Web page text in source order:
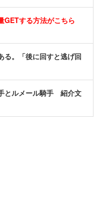
GETする方法がこちら
る。「後に回すと逃げ回
とルメール騎手 紹介文